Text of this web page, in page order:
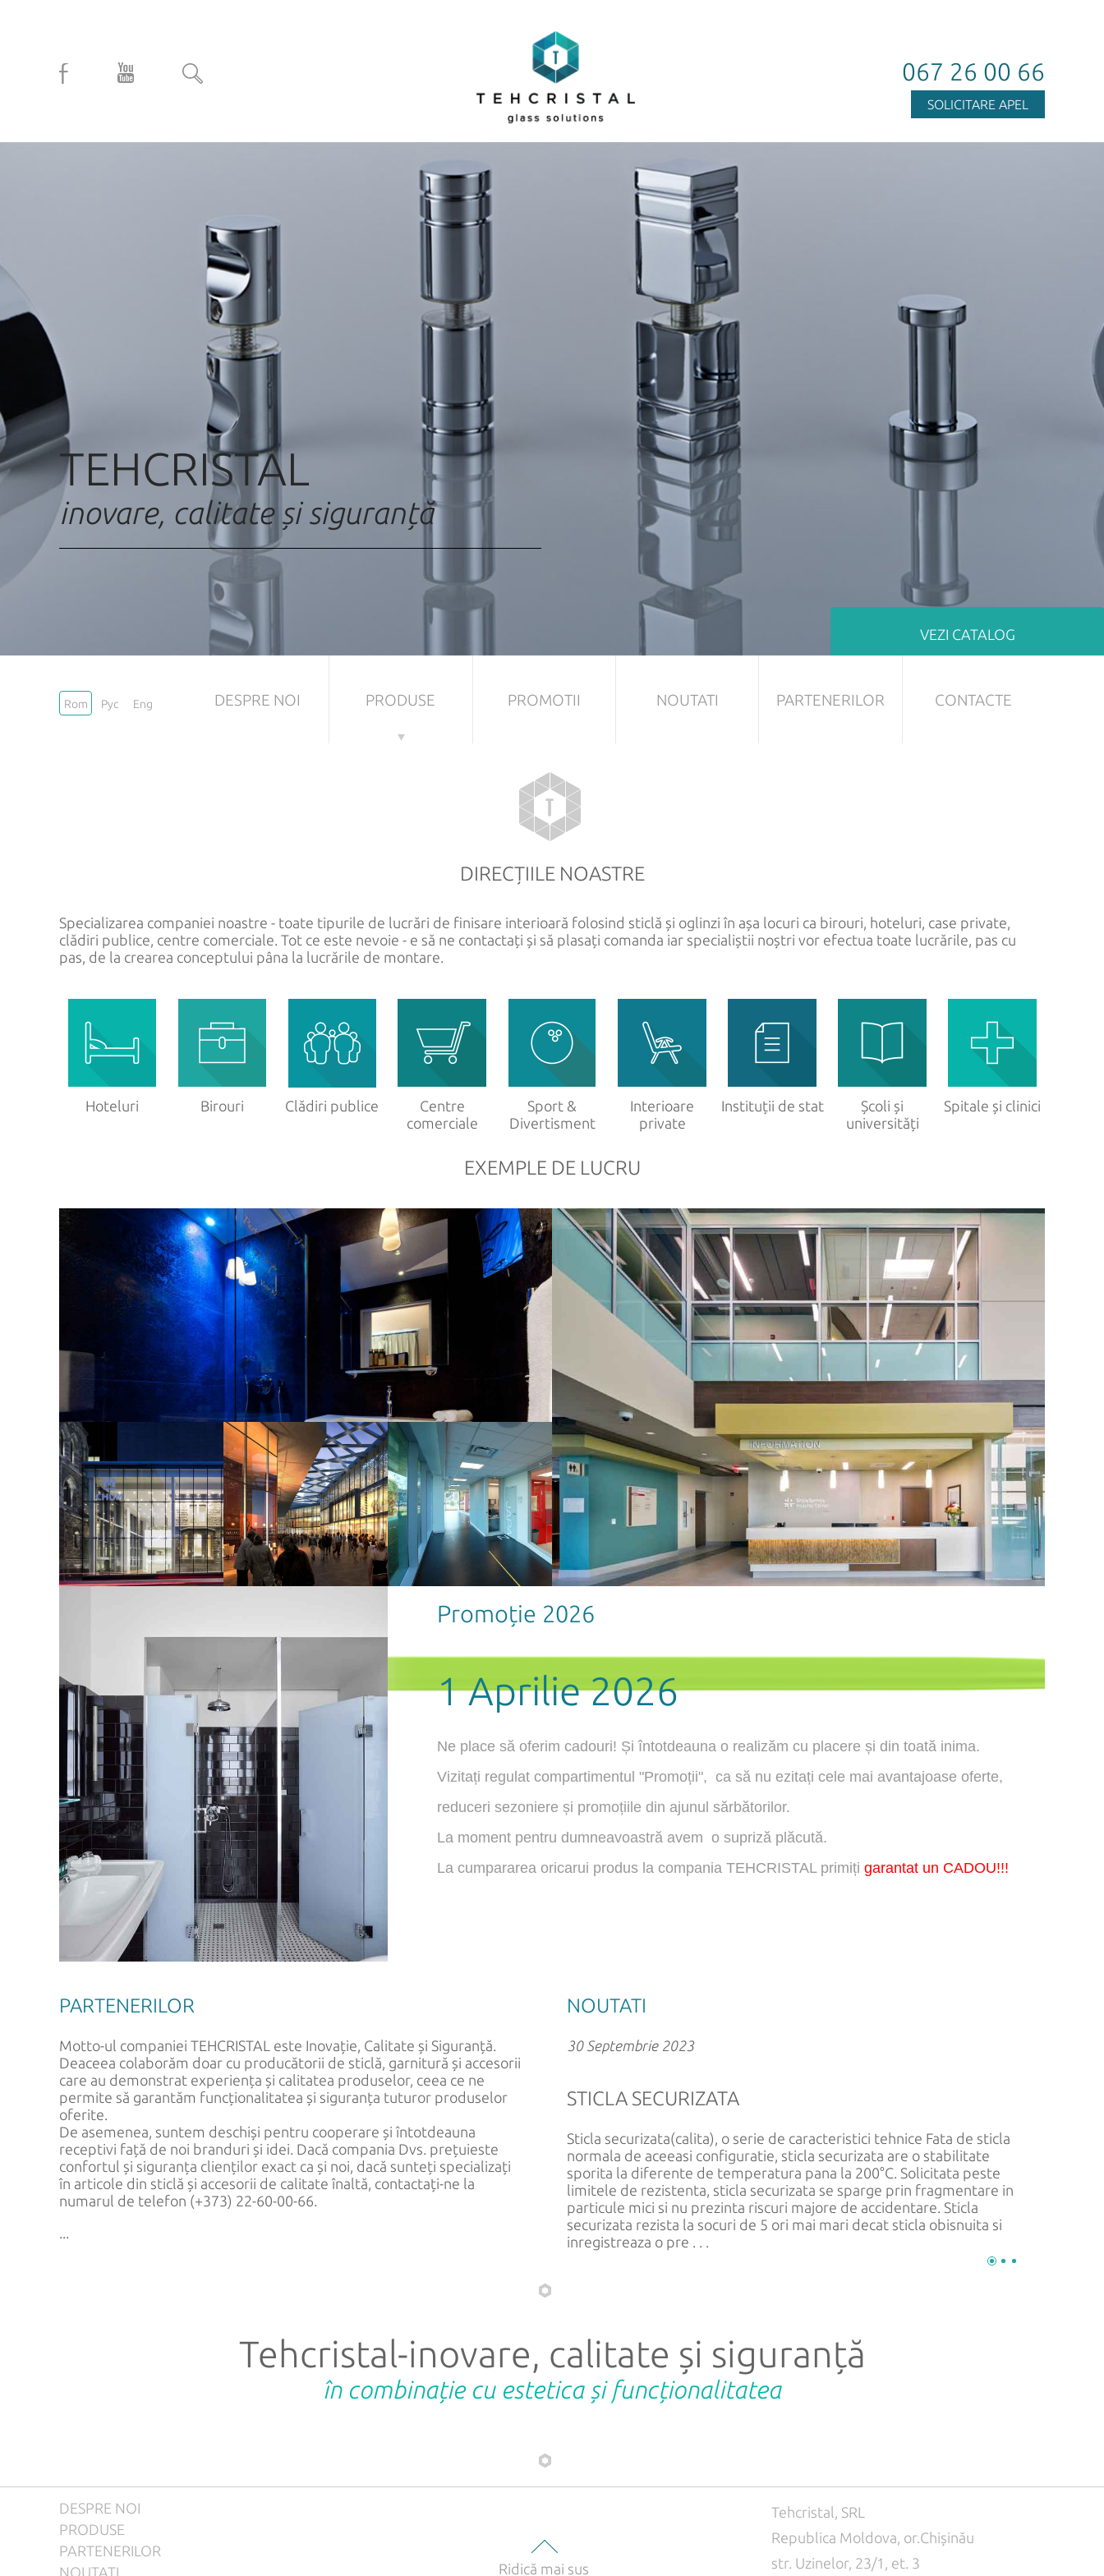
TEHCRISTAL
067 26 00 66
SOLICITARE APEL
TEHCRISTAL
inovare, calitate și siguranță
VEZI CATALOG
Rom Рус Eng DESPRE NOI PRODUSE
Copertine
Pardoseli și tavane
Scări
Balustrade
PROMOTII NOUTATI PARTENERILOR CONTACTE
DIRECȚIILE NOASTRE
Specializarea companiei noastre - toate tipurile de lucrări de finisare interioară folosind sticlă și oglinzi în așa locuri ca birouri, hoteluri, case private,
clădiri publice, centre comerciale. Tot ce este nevoie - e să ne contactați și să plasați comanda iar specialiștii noștri vor efectua toate lucrările, pas cu
pas, de la crearea conceptului pâna la lucrările de montare.
Hoteluri Birouri Clădiri publice
Centre
comerciale
Sport &
Divertisment
Interioare
private
Instituții de stat
Școli și
universități
Spitale și clinici
EXEMPLE DE LUCRU
Promoție 2026
1 Aprilie 2026
Ne place să oferim cadouri! Și întotdeauna o realizăm cu placere și din toată inima.
Vizitați regulat compartimentul "Promoții", ca să nu ezitați cele mai avantajoase oferte,
reduceri sezoniere și promoțiile din ajunul sărbătorilor.
La moment pentru dumneavoastră avem o supriză plăcută.
La cumpararea oricarui produs la compania TEHCRISTAL primiți garantat un CADOU!!!
PARTENERILOR
Motto-ul companiei TEHCRISTAL este Inovație, Calitate și Siguranță.
Deaceea colaborăm doar cu producătorii de sticlă, garnitură și accesorii
care au demonstrat experiența și calitatea produselor, ceea ce ne
permite să garantăm funcționalitatea și siguranța tuturor produselor
oferite.
De asemenea, suntem deschiși pentru cooperare și întotdeauna
receptivi față de noi branduri și idei. Dacă compania Dvs. prețuieste
confortul și siguranța clienților exact ca și noi, dacă sunteți specializați
în articole din sticlă și accesorii de calitate înaltă, contactați-ne la
numarul de telefon (+373) 22-60-00-66.
...
NOUTATI
30 Septembrie 2023
STICLA SECURIZATA
Sticla securizata(calita), o serie de caracteristici tehnice Fata de sticla
normala de aceeasi configuratie, sticla securizata are o stabilitate
sporita la diferente de temperatura pana la 200°C. Solicitata peste
limitele de rezistenta, sticla securizata se sparge prin fragmentare in
particule mici si nu prezinta riscuri majore de accidentare. Sticla
securizata rezista la socuri de 5 ori mai mari decat sticla obisnuita si
inregistreaza o pre . . .
Tehcristal-inovare, calitate și siguranță
în combinație cu estetica și funcționalitatea
DESPRE NOI
PRODUSE
PARTENERILOR
NOUTATI
Ridică mai sus
Tehcristal, SRL
Republica Moldova, or.Chișinău
str. Uzinelor, 23/1, et. 3